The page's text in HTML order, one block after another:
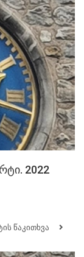
2022
წაკითხვა